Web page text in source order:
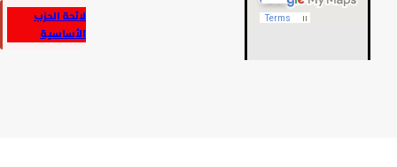
لائحة الحزب
الأساسية